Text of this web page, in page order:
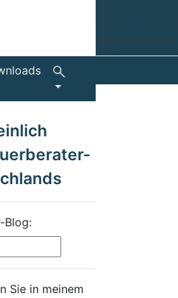
Blog:
Sie in meinem